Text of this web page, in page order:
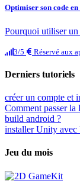
Optimiser son code
Pourquoi utiliser
3/5 Réservé aux
Derniers tutoriels
créer un compte et
Comment passer
build android ?
installer Unity
Jeu du mois